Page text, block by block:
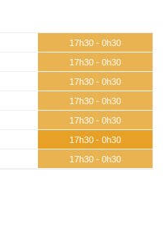
17h30 - 0h30
17h30 - 0h30
17h30 - 0h30
17h30 - 0h30
17h30 - 0h30
17h30 - 0h30
17h30 - 0h30